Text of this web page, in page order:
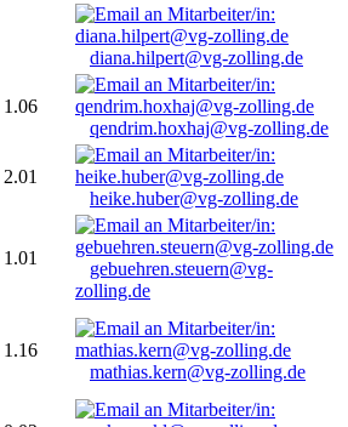
diana.hilpert@vg-zolling.de
1.06
qendrim.hoxhaj@vg-zolling.de
2.01
heike.huber@vg-zolling.de
1.01
gebuehren.steuern@vg-
zolling.de
1.16
mathias.kern@vg-zolling.de